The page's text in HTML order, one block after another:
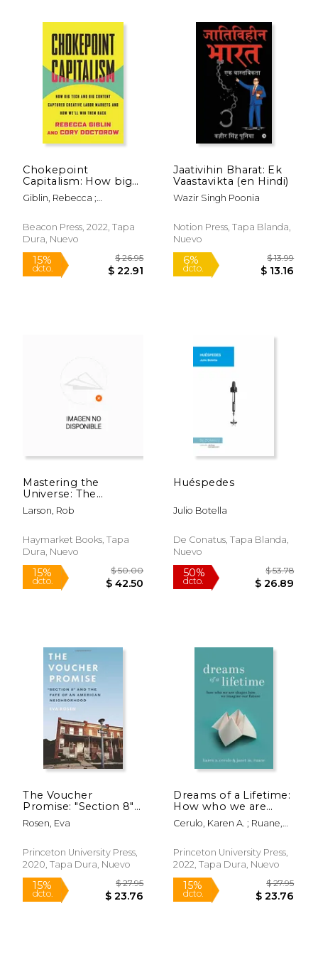
15%
dcto.
11%
dcto.
Rápido
50%
dcto. $ 8.49
15%
dcto.
Chokepoint
Capitalism: How big
Tech and big Content
Captured Creative
how We'Ll win t hem
Back (en Inglés)
Giblin, Rebecca ;
Beacon Press, 2022, Tapa
Dura, Nuevo
Jaativihin Bharat: Ek
Vaastavikta (en Hindi)
Wazir Singh Poonia
Notion Press, Tapa Blanda,
Nuevo
Mastering the
Universe: The
Obscene Wealth of
the Ruling Class,
Their Money, and
Why You Should Hate
Inglés)
Larson, Rob
Haymarket Books, Tapa
Dura, Nuevo
Huéspedes
Julio Botella
De Conatus, Tapa Blanda,
Nuevo
The Voucher
Promise: "Section 8"
and the Fate of an
American
Inglés)
Rosen, Eva
Princeton University Press,
2020, Tapa Dura, Nuevo
Dreams of a Lifetime:
How who we are
Shapes how we
Imagine our Future
Cerulo, Karen A. ; Ruane,
Princeton University Press,
2022, Tapa Dura, Nuevo